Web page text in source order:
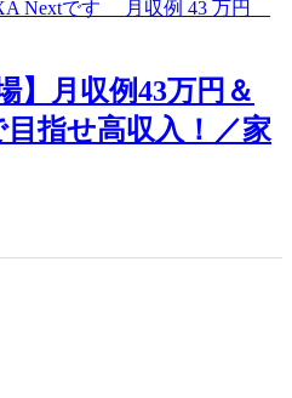
】月収例43万円＆
指せ高収入！／家